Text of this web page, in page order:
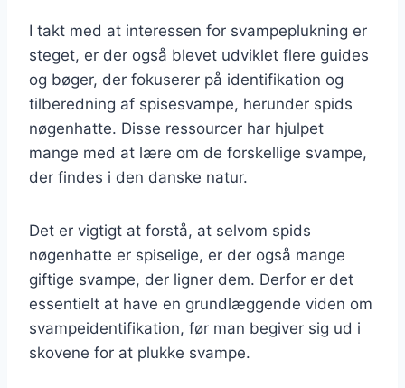
I takt med at interessen for svampeplukning er
steget, er der også blevet udviklet flere guides
og bøger, der fokuserer på identifikation og
tilberedning af spisesvampe, herunder spids
nøgenhatte. Disse ressourcer har hjulpet
mange med at lære om de forskellige svampe,
der findes i den danske natur.
Det er vigtigt at forstå, at selvom spids
nøgenhatte er spiselige, er der også mange
giftige svampe, der ligner dem. Derfor er det
essentielt at have en grundlæggende viden om
svampeidentifikation, før man begiver sig ud i
skovene for at plukke svampe.